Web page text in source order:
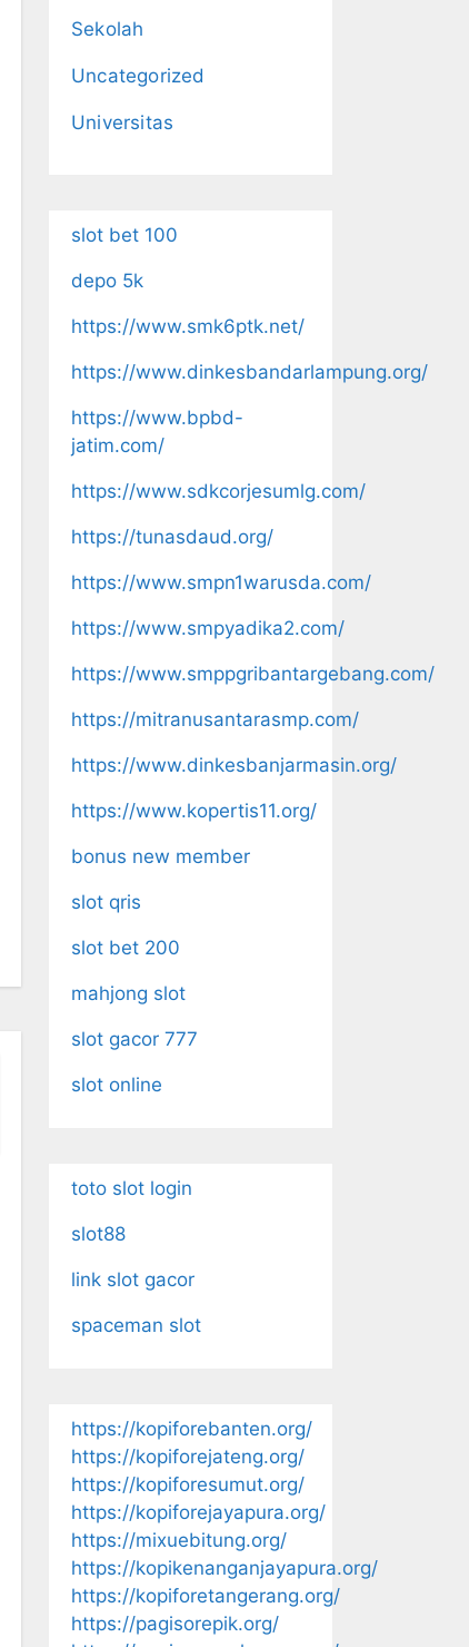
Sekolah
Uncategorized
Universitas
slot bet 100
depo 5k
https://www.smk6ptk.net/
https://www.dinkesbandarlampung.org/
https://www.bpbd-
jatim.com/
https://www.sdkcorjesumlg.com/
https://tunasdaud.org/
https://www.smpn1warusda.com/
https://www.smpyadika2.com/
https://www.smppgribantargebang.com/
https://mitranusantarasmp.com/
https://www.dinkesbanjarmasin.org/
https://www.kopertis11.org/
bonus new member
slot qris
slot bet 200
mahjong slot
slot gacor 777
slot online
toto slot login
slot88
link slot gacor
spaceman slot
https://kopiforebanten.org/
https://kopiforejateng.org/
https://kopiforesumut.org/
https://kopiforejayapura.org/
https://mixuebitung.org/
https://kopikenanganjayapura.org/
https://kopiforetangerang.org/
https://pagisorepik.org/